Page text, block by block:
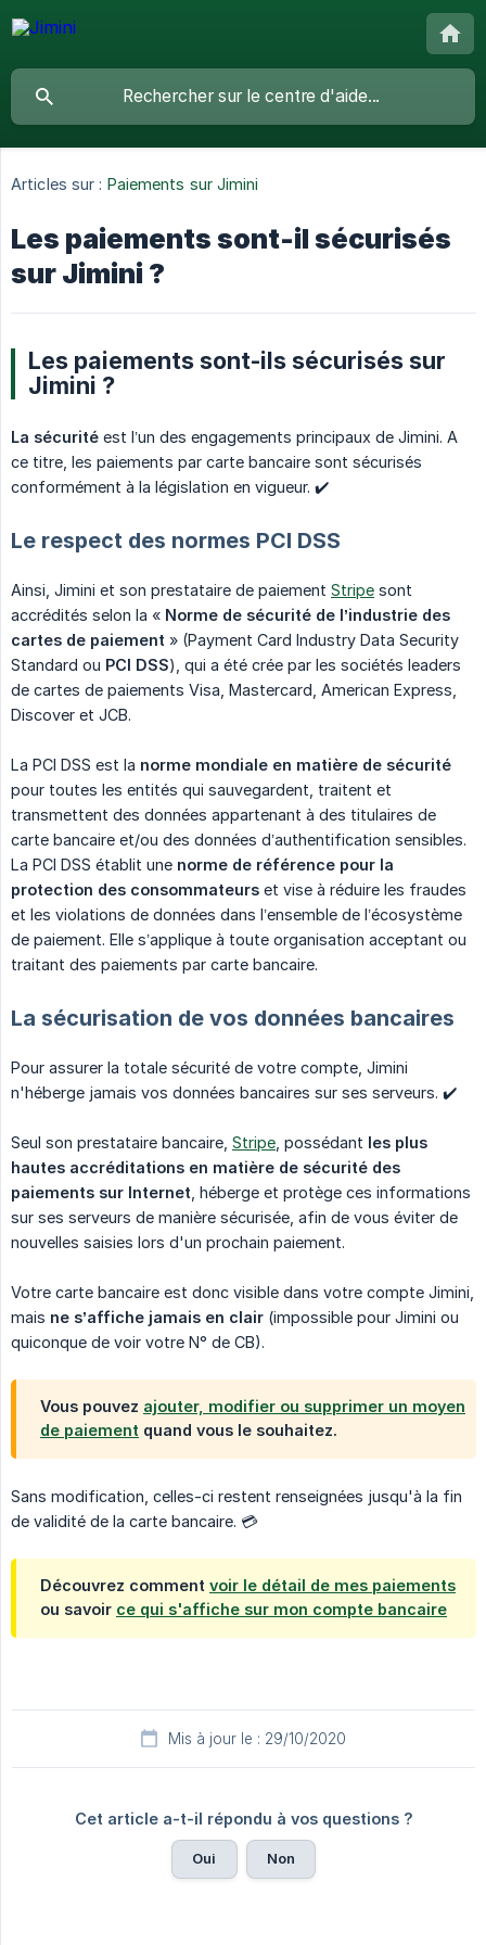
Articles sur : Paiements sur Jimini
Les paiements sont-il sécurisés
sur Jimini ?
Les paiements sont-ils sécurisés sur
Jimini ?
La sécurité est l’un des engagements principaux de Jimini. A
ce titre, les paiements par carte bancaire sont sécurisés
conformément à la législation en vigueur. ✔️
Le respect des normes PCI DSS
Ainsi, Jimini et son prestataire de paiement Stripe sont
accrédités selon la « Norme de sécurité de l’industrie des
cartes de paiement » (Payment Card Industry Data Security
Standard ou PCI DSS), qui a été crée par les sociétés leaders
de cartes de paiements Visa, Mastercard, American Express,
Discover et JCB.
La PCI DSS est la norme mondiale en matière de sécurité
pour toutes les entités qui sauvegardent, traitent et
transmettent des données appartenant à des titulaires de
carte bancaire et/ou des données d’authentification sensibles.
La PCI DSS établit une norme de référence pour la
protection des consommateurs et vise à réduire les fraudes
et les violations de données dans l’ensemble de l’écosystème
de paiement. Elle s’applique à toute organisation acceptant ou
traitant des paiements par carte bancaire.
La sécurisation de vos données bancaires
Pour assurer la totale sécurité de votre compte, Jimini
n'héberge jamais vos données bancaires sur ses serveurs. ✔️
Seul son prestataire bancaire, Stripe , possédant les plus
hautes accréditations en matière de sécurité des
paiements sur Internet , héberge et protège ces informations
sur ses serveurs de manière sécurisée, afin de vous éviter de
nouvelles saisies lors d'un prochain paiement.
Votre carte bancaire est donc visible dans votre compte Jimini,
mais ne s’affiche jamais en clair (impossible pour Jimini ou
quiconque de voir votre N° de CB).
Vous pouvez ajouter, modifier ou supprimer un moyen
de paiement quand vous le souhaitez.
Sans modification, celles-ci restent renseignées jusqu'à la fin
de validité de la carte bancaire. 💳
Découvrez comment voir le détail de mes paiements
ou savoir ce qui s'affiche sur mon compte bancaire
Mis à jour le : 29/10/2020
Cet article a-t-il répondu à vos questions ?
Oui Non